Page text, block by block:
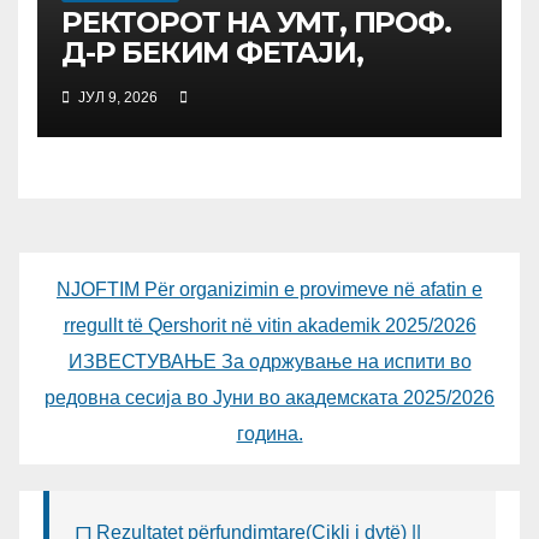
РЕКТОРОТ НА УМТ, ПРОФ.
Д-Р БЕКИМ ФЕТАЈИ,
ОДРЖА РАБОТНА СРЕДБА
СО ДИРЕКТОРОТ ОД
УНИВЕРЗИТЕТОТ SUBÜ ОД
ЈУЛ 9, 2026
NJOFTIM Për organizimin e provimeve në afatin e
rregullt të Qershorit në vitin akademik 2025/2026
ИЗВЕСТУВАЊЕ За одржување на испити во
редовна сесија во Јуни во академската 2025/2026
година.
Rezultatet përfundimtare(Cikli i dytë) ||